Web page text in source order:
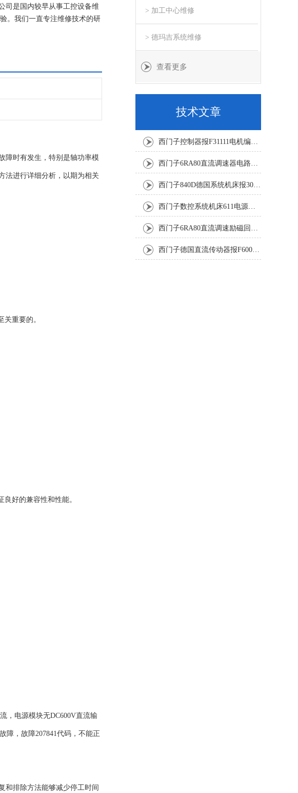
司是国内较早从事工控设备维
。我们一直专注维修技术的研
障时有发生，特别是轴功率模
法进行详细分析，以期为相关
重要的。
好的兼容性和性能。
，电源模块无DC600V直流输
障，故障207841代码，不能正
和排除方法能够减少停工时间
> 加工中心维修
> 德玛吉系统维修
查看更多
技术文章
西门子控制器报F31111电机编码器坏修复解决
西门子6RA80直流调速器电路板坏销售修理单位
西门子840D德国系统机床报300501修复解决
西门子数控系统机床611电源模块灯不显示修复解决
西门子6RA80直流调速励磁回路坏报F60005修复排除
西门子德国直流传动器报F60067高温报警修复排除方法